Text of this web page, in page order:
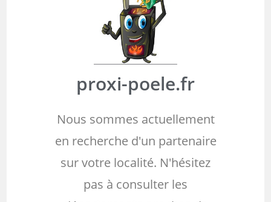
proxi-poele.fr
Nous sommes actuellement
en recherche d'un partenaire
sur votre localité. N'hésitez
pas à consulter les